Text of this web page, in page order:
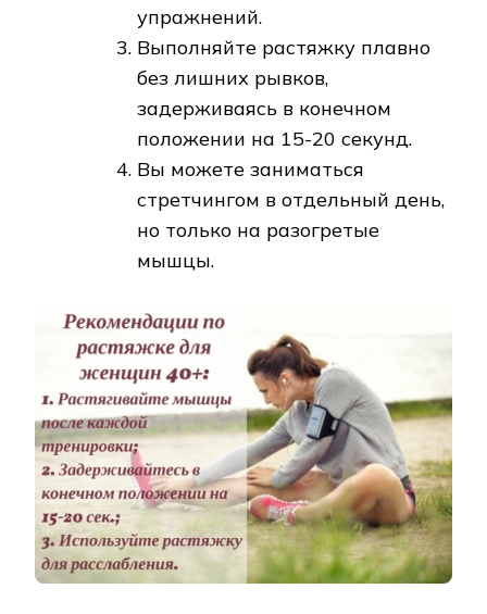
упражнений.
Выполняйте растяжку плавно
без лишних рывков,
задерживаясь в конечном
положении на 15-20 секунд.
Вы можете заниматься
стретчингом в отдельный день,
но только на разогретые
мышцы.